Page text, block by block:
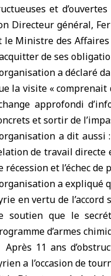
et
Directeur général,
le Ministre des Affaires
de ses
a déclaré
la visite «
approfondi
et sortir de
a dit
de travail directe
récession et l’échec
a
en vertu de
soutien que le
d’armes
Après 11 ans
a l’occasion de